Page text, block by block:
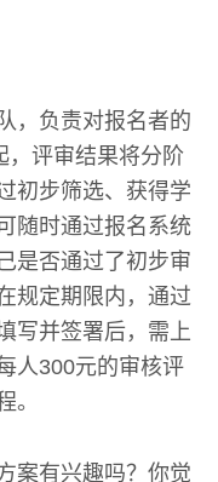
，负责对报名者的
，评审结果将分阶
初步筛选、获得学
随时通过报名系统
是否通过了初步审
规定期限内，通过
写并签署后，需上
人300元的审核评
。
案有兴趣吗？你觉